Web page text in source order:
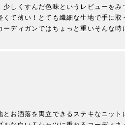
しくすんだ色味というレビューを
て薄い！とても繊細な生地で手に
ディガンではちょっと重いそんな時
お洒落を両立できるステキなニッ